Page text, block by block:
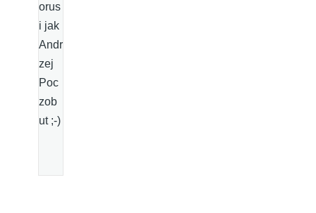
orus
i jak
Andr
zej
Poc
zob
ut ;-)